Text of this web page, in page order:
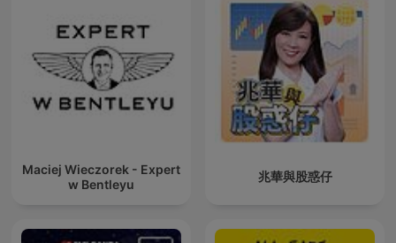
Maciej Wieczorek - Expert
w Bentleyu
兆華與股惑仔